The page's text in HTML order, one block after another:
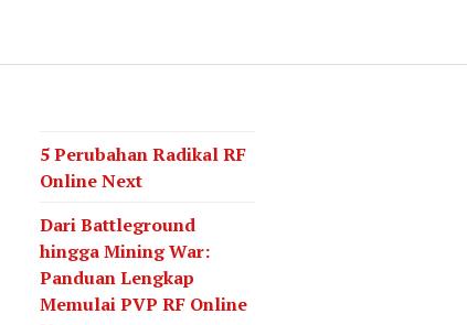
5 Perubahan Radikal RF
Online Next
Dari Battleground
hingga Mining War:
Panduan Lengkap
Memulai PVP RF Online